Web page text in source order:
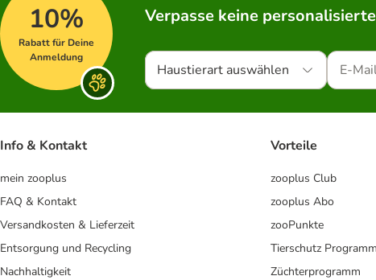
10%
Rabatt für Deine
Anmeldung
Verpasse keine
Haustierart auswählen
Info & Kontakt
mein zooplus
FAQ & Kontakt
Versandkosten & Lieferzeit
Entsorgung und Recycling
Nachhaltigkeit
Vorteile
zooplus Club
zooplus Abo
zooPunkte
Tierschutz Programm
Züchterprogramm